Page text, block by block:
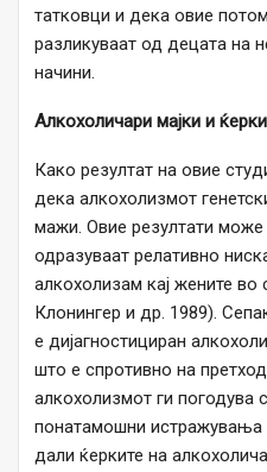
татковци и дека овие
разликуваат од децата на
начини.
Алкохоличари мајки и ќерки
Како резултат на овие
дека алкохолизмот
мажи. Овие резултати може
одразуваат релативно
алкохолизам кај жените
Клонингер и др. 1989).
е дијагностициран
што е спротивно на
алкохолизмот ги погодува
понатамошни истражувања
дали ќерките на